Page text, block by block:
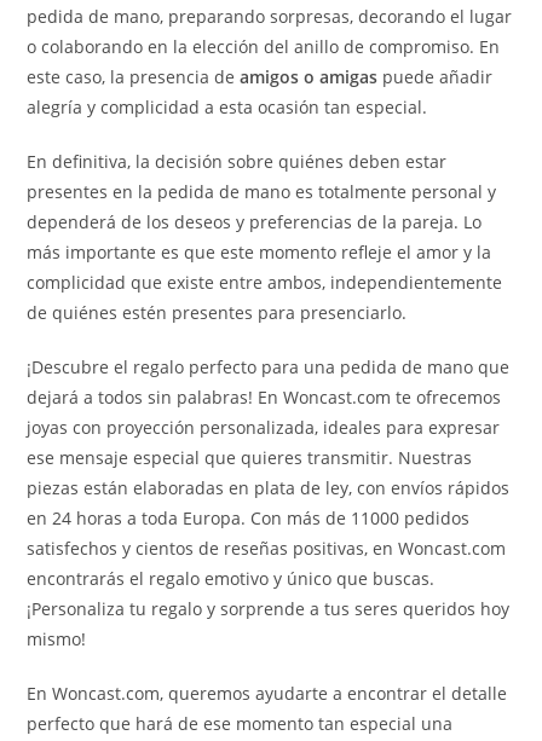
pedida de mano, preparando sorpresas, decorando el lugar
o colaborando en la elección del anillo de compromiso. En
este caso, la presencia deamigos o amigas puede añadir
alegría y complicidad a esta ocasión tan especial.
En definitiva, la decisión sobre quiénes deben estar
presentes en la pedida de mano es totalmente personal y
dependerá de los deseos y preferencias de la pareja. Lo
más importante es que este momento refleje el amor y la
complicidad que existe entre ambos, independientemente
de quiénes estén presentes para presenciarlo.
¡Descubre el regalo perfecto para una pedida de mano que
dejará a todos sin palabras! En Woncast.com te ofrecemos
joyas con proyección personalizada, ideales para expresar
ese mensaje especial que quieres transmitir. Nuestras
piezas están elaboradas en plata de ley, con envíos rápidos
en 24 horas a toda Europa. Con más de 11000 pedidos
satisfechos y cientos de reseñas positivas, en Woncast.com
encontrarás el regalo emotivo y único que buscas.
¡Personaliza tu regalo y sorprende a tus seres queridos hoy
mismo!
En Woncast.com, queremos ayudarte a encontrar el detalle
perfecto que hará de ese momento tan especial una